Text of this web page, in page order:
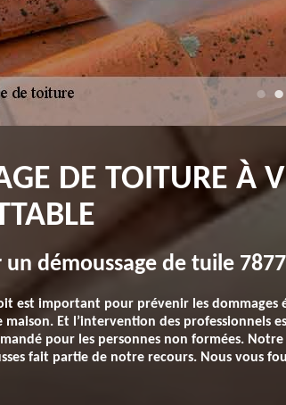
DE TOITURE À
démoussage de tuile
est important pour prévenir les
Et l’intervention des professionnels
pour les personnes non formées.
fait partie de notre recours. Nous vous